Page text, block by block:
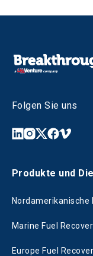
Folgen Sie uns
Produkte und
Nordamerikanische
Marine Fuel
Europe Fuel